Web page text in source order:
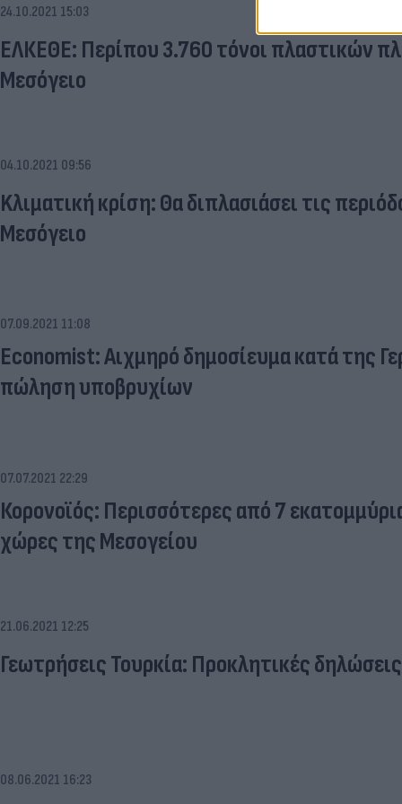
24.10.2021 15:03
ΕΛΚΕΘΕ: Περίπου 3.760 τόνοι πλαστικών
Μεσόγειο
04.10.2021 09:56
Kλιματική κρίση: Θα διπλασιάσει τις
Μεσόγειο
07.09.2021 11:08
Economist: Αιχμηρό δημοσίευμα κατά της
πώληση υποβρυχίων
07.07.2021 22:29
Κορονοϊός: Περισσότερες από 7
χώρες της Μεσογείου
21.06.2021 12:25
Γεωτρήσεις Τουρκία: Προκλητικές
08.06.2021 16:23